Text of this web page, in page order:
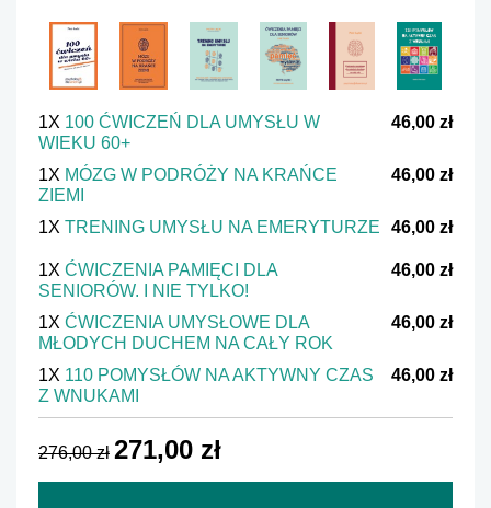
1X 100 ĆWICZEŃ DLA UMYSŁU W
WIEKU 60+
46,00 zł
1X MÓZG W PODRÓŻY NA KRAŃCE
ZIEMI
46,00 zł
1X TRENING UMYSŁU NA EMERYTURZE 46,00 zł
1X ĆWICZENIA PAMIĘCI DLA
SENIORÓW. I NIE TYLKO!
46,00 zł
1X ĆWICZENIA UMYSŁOWE DLA
MŁODYCH DUCHEM NA CAŁY ROK
46,00 zł
1X 110 POMYSŁÓW NA AKTYWNY CZAS
Z WNUKAMI
46,00 zł
276,00 zł 271,00 zł